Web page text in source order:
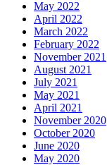
May 2022
April 2022
March 2022
February 2022
November 2021
August 2021
July 2021
May 2021
April 2021
November 2020
October 2020
June 2020
May 2020